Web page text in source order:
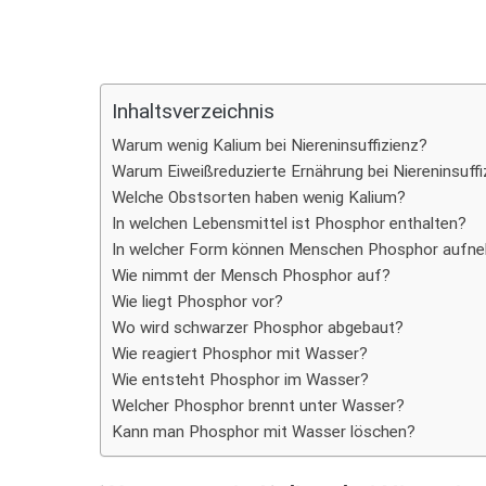
Inhaltsverzeichnis
Warum wenig Kalium bei Niereninsuffizienz?
Warum Eiweißreduzierte Ernährung bei
Welche Obstsorten haben wenig Kalium?
In welchen Lebensmittel ist Phosphor enthalten?
In welcher Form können Menschen Phosphor
Wie nimmt der Mensch Phosphor auf?
Wie liegt Phosphor vor?
Wo wird schwarzer Phosphor abgebaut?
Wie reagiert Phosphor mit Wasser?
Wie entsteht Phosphor im Wasser?
Welcher Phosphor brennt unter Wasser?
Kann man Phosphor mit Wasser löschen?